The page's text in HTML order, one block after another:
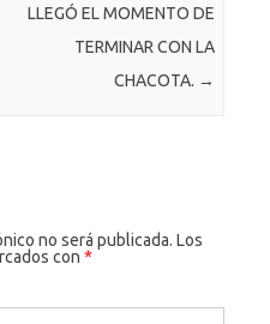
cLLEGÓ EL MOMENTO DE
TERMINAR CON LA
CHACOTA. →
no será publicada. Los
con *